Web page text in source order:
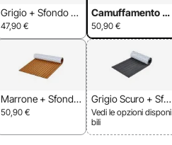
Grigio + Sfondo N
ero
47,90 €
Camuffamento Gi
ungla
50,90 €
Marrone + Sfondo
Nero
50,90 €
Grigio Scuro + Sfo
ndo Nero
Vedi le opzioni disponi
bili